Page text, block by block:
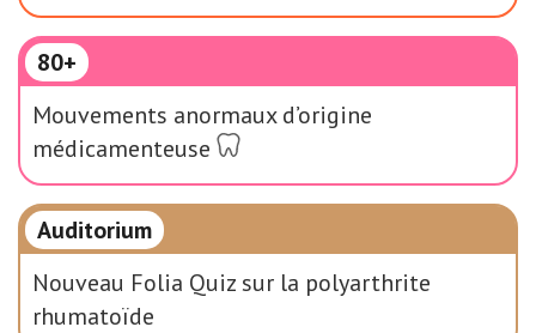
80+
Mouvements anormaux d’origine
médicamenteuse
Auditorium
Nouveau Folia Quiz sur la polyarthrite
rhumatoïde